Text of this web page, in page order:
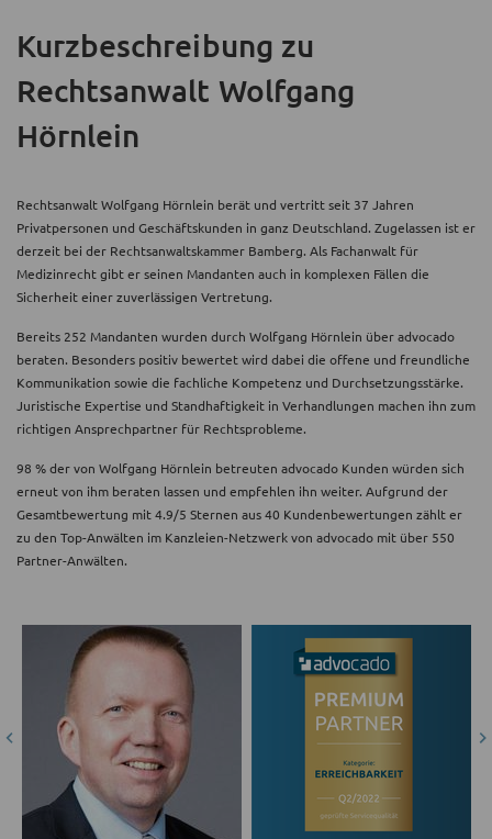
Kurzbeschreibung zu
Rechtsanwalt Wolfgang
Hörnlein
Rechtsanwalt Wolfgang Hörnlein berät und vertritt seit 37 Jahren
Privatpersonen und Geschäftskunden in ganz Deutschland. Zugelassen ist er
derzeit bei der Rechtsanwaltskammer Bamberg. Als Fachanwalt für
Medizinrecht gibt er seinen Mandanten auch in komplexen Fällen die
Sicherheit einer zuverlässigen Vertretung.
Bereits 252 Mandanten wurden durch Wolfgang Hörnlein über advocado
beraten. Besonders positiv bewertet wird dabei die offene und freundliche
Kommunikation sowie die fachliche Kompetenz und Durchsetzungsstärke.
Juristische Expertise und Standhaftigkeit in Verhandlungen machen ihn zum
richtigen Ansprechpartner für Rechtsprobleme.
98 % der von Wolfgang Hörnlein betreuten advocado Kunden würden sich
erneut von ihm beraten lassen und empfehlen ihn weiter. Aufgrund der
Gesamtbewertung mit 4.9/5 Sternen aus 40 Kundenbewertungen zählt er
zu den Top-Anwälten im Kanzleien-Netzwerk von advocado mit über 550
Partner-Anwälten.